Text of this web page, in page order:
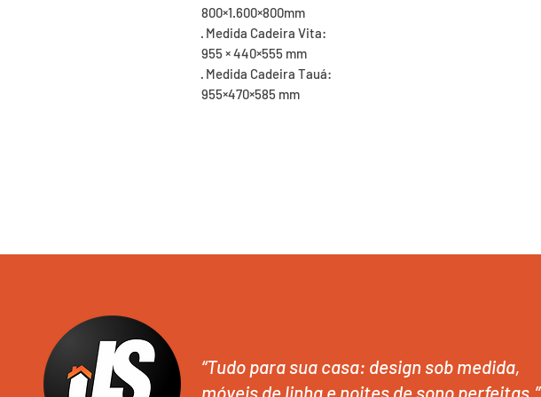
800×1.600×800mm
· Medida Cadeira Vita:
955 × 440×555 mm
· Medida Cadeira Tauá:
955×470×585 mm
“Tudo para sua casa: design sob medida,
móveis de linha e noites de sono perfeitas.”